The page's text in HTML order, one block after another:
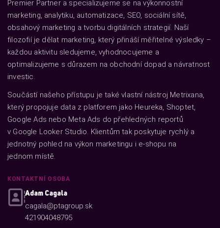
Premier Partner a specializujeme se na výkonnostní
marketing, analytiku, automatizace, SEO, sociální sítě,
obsahový marketing a tvorbu digitálních strategií. Naší
filozofií je dělat marketing, který přináší měřitelné výsledky –
každou aktivitu sledujeme, vyhodnocujeme a
optimalizujeme s důrazem na obchodní dopad a návratnost
investic.
Součástí našeho přístupu je také vlastní nástroj Metrixana,
který propojuje data z platforem jako Heureka, Shoptet,
Google Ads nebo Meta Ads do přehledných reportů
v Google Looker Studio. Klientům tak poskytuje rychlý a
jednotný pohled na výkon marketingu i e-shopu na
jednom místě.
KONTAKTNÍ OSOBA
Adam Cagala
cagala@ptagroup.sk
421904048795